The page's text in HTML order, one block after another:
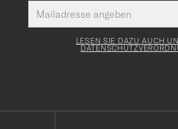
Mail
Adresse
Pflichtfeld
LESEN SIE DAZU AUCH